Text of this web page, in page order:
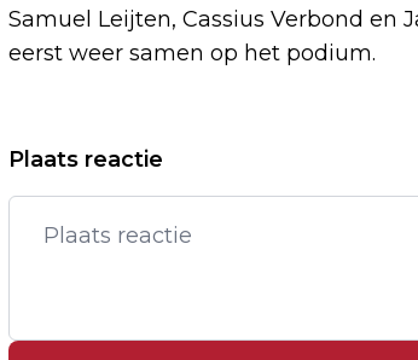
Samuel Leijten, Cassius Verbond en
eerst weer samen op het podium.
Vorig artikel
HORECA IN BIJNA HELFT
LANGER OPEN TIJDENS WK
Plaats reactie